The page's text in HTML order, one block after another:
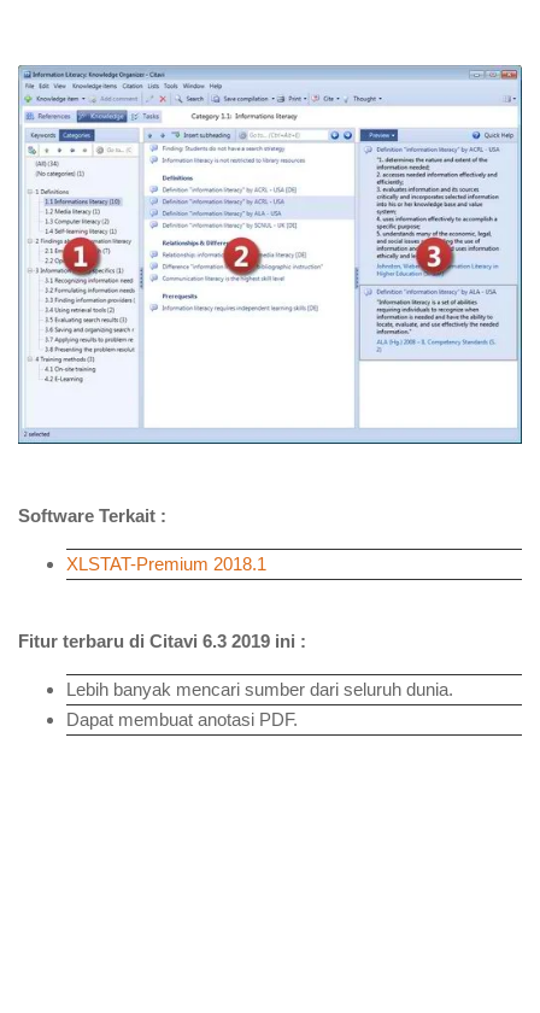
Software Terkait :
XLSTAT-Premium 2018.1
Fitur terbaru di Citavi 6.3 2019 ini :
Lebih banyak mencari sumber dari seluruh dunia.
Dapat membuat anotasi PDF.